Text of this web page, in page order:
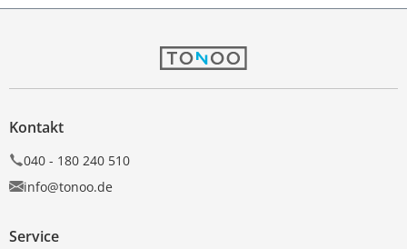
Kontakt
040 - 180 240 510
info@tonoo.de
Service